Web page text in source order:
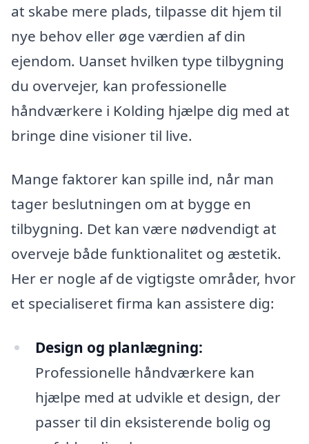
at skabe mere plads, tilpasse dit hjem til
nye behov eller øge værdien af din
ejendom. Uanset hvilken type tilbygning
du overvejer, kan professionelle
håndværkere i Kolding hjælpe dig med at
bringe dine visioner til live.
Mange faktorer kan spille ind, når man
tager beslutningen om at bygge en
tilbygning. Det kan være nødvendigt at
overveje både funktionalitet og æstetik.
Her er nogle af de vigtigste områder, hvor
et specialiseret firma kan assistere dig:
Design og planlægning:
Professionelle håndværkere kan
hjælpe med at udvikle et design, der
passer til din eksisterende bolig og